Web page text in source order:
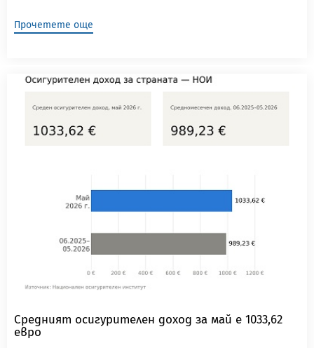
Прочетете още
Средният осигурителен доход за май е 1033,62
евро